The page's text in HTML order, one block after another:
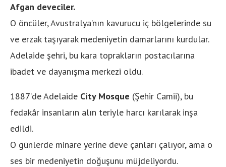
Afgan deveciler.
O öncüler, Avustralya’nın kavurucu iç bölgelerinde su
ve erzak taşıyarak medeniyetin damarlarını kurdular.
Adelaide şehri, bu kara toprakların postacılarına
ibadet ve dayanışma merkezi oldu.
1887’de Adelaide City Mosque (Şehir Camii), bu
fedakâr insanların alın teriyle harcı karılarak inşa
edildi.
O günlerde minare yerine deve çanları çalıyor, ama o
ses bir medeniyetin doğuşunu müjdeliyordu.